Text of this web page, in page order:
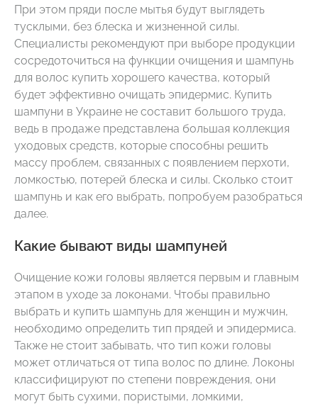
При этом пряди после мытья будут выглядеть
тусклыми, без блеска и жизненной силы.
Специалисты рекомендуют при выборе продукции
сосредоточиться на функции очищения и шампунь
для волос купить хорошего качества, который
будет эффективно очищать эпидермис. Купить
шампуни в Украине не составит большого труда,
ведь в продаже представлена большая коллекция
уходовых средств, которые способны решить
массу проблем, связанных с появлением перхоти,
ломкостью, потерей блеска и силы. Сколько стоит
шампунь и как его выбрать, попробуем разобраться
далее.
Какие бывают виды шампуней
Очищение кожи головы является первым и главным
этапом в уходе за локонами. Чтобы правильно
выбрать и купить шампунь для женщин и мужчин,
необходимо определить тип прядей и эпидермиса.
Также не стоит забывать, что тип кожи головы
может отличаться от типа волос по длине. Локоны
классифицируют по степени повреждения, они
могут быть сухими, пористыми, ломкими,